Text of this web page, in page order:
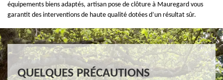
équipements biens adaptés, artisan pose de clôture à Mauregard vous
garantit des interventions de haute qualité dotées d’un résultat sûr.
QUELQUES PRÉCAUTIONS